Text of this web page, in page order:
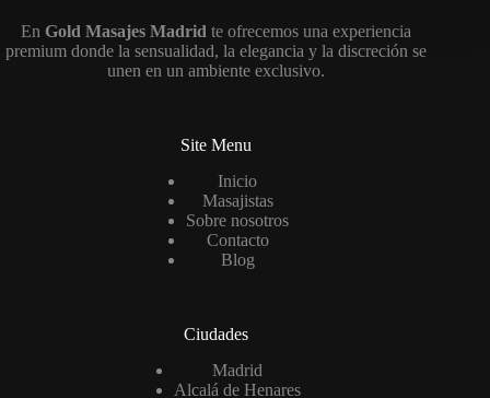
En Gold Masajes Madrid te ofrecemos una experiencia
premium donde la sensualidad, la elegancia y la discreción se
unen en un ambiente exclusivo.
Site Menu
Inicio
Masajistas
Sobre nosotros
Contacto
Blog
Ciudades
Madrid
Alcalá de Henares